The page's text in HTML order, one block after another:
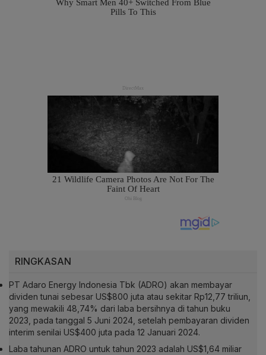
RINGKASAN
PT Adaro Energy Indonesia Tbk (ADRO) akan membayar
dividen tunai sebesar US$800 juta atau sekitar Rp12,77 triliun,
yang mewakili 48,74% dari laba bersihnya di tahun buku
2023, pada tanggal 5 Juni 2024, setelah pembayaran dividen
interim senilai US$400 juta pada 12 Januari 2024.
Laba tahunan ADRO untuk tahun 2023 adalah US$1,64 miliar